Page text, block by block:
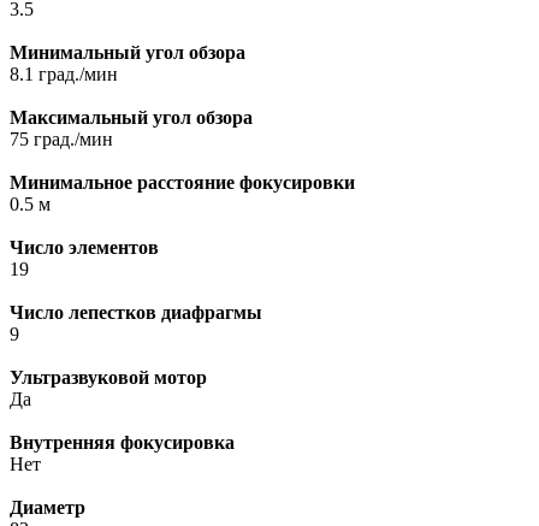
3.5
Минимальный угол обзора
8.1 град./мин
Максимальный угол обзора
75 град./мин
Минимальное расстояние фокусировки
0.5 м
Число элементов
19
Число лепестков диафрагмы
9
Ультразвуковой мотор
Да
Внутренняя фокусировка
Нет
Диаметр